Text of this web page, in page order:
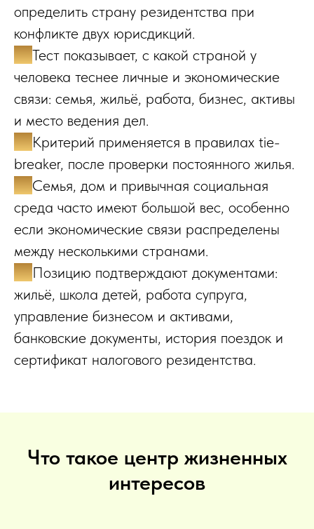
определить страну резидентства при
конфликте двух юрисдикций.
✔️Тест показывает, с какой страной у
человека теснее личные и экономические
связи: семья, жильё, работа, бизнес, активы
и место ведения дел.
✔️Критерий применяется в правилах tie-
breaker, после проверки постоянного жилья.
✔️Семья, дом и привычная социальная
среда часто имеют большой вес, особенно
если экономические связи распределены
между несколькими странами.
✔️Позицию подтверждают документами:
жильё, школа детей, работа супруга,
управление бизнесом и активами,
банковские документы, история поездок и
сертификат налогового резидентства.
Что такое центр жизненных
интересов